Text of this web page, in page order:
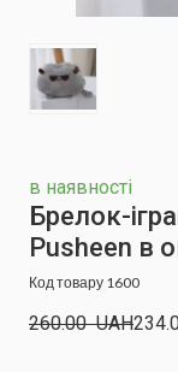
в наявності
Брелок-
Pusheen в
Код товару 1600
260.00  UAH